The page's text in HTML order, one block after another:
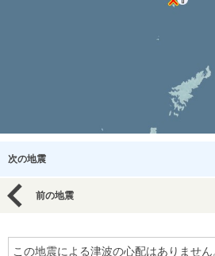
次の地震
前の地震
この地震による津波の心配はありません